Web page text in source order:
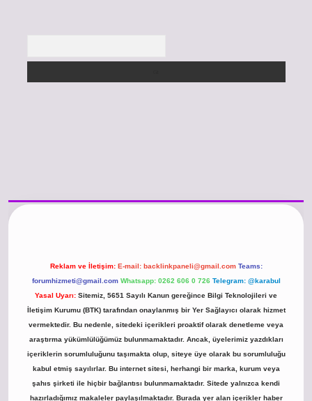
Reklam ve İletişim: E-mail: backlinkpaneli@gmail.com Teams:
forumhizmeti@gmail.com Whatsapp: 0262 606 0 726 Telegram: @karabul
Yasal Uyarı: Sitemiz, 5651 Sayılı Kanun gereğince Bilgi Teknolojileri ve
İletişim Kurumu (BTK) tarafından onaylanmış bir Yer Sağlayıcı olarak hizmet
vermektedir. Bu nedenle, sitedeki içerikleri proaktif olarak denetleme veya
araştırma yükümlülüğümüz bulunmamaktadır. Ancak, üyelerimiz yazdıkları
içeriklerin sorumluluğunu taşımakta olup, siteye üye olarak bu sorumluluğu
kabul etmiş sayılırlar. Bu internet sitesi, herhangi bir marka, kurum veya
şahıs şirketi ile hiçbir bağlantısı bulunmamaktadır. Sitede yalnızca kendi
hazırladığımız makaleler paylaşılmaktadır. Burada yer alan içerikler haber